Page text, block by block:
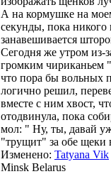
А на кормушке на
секунды, пока никого
занавешивается
Сегодня же утром из-
громким чириканьем
что пора бы вольных
логично решил,
вместе с ним хвост,
отодвинула, пока
мол: " Ну, ты, давай
"трущит" за обе щеки
Изменено: Tatyana Vik
Minsk Belarus